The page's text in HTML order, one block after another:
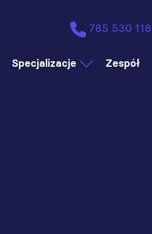
785 530 118
Specjalizacje Zespół